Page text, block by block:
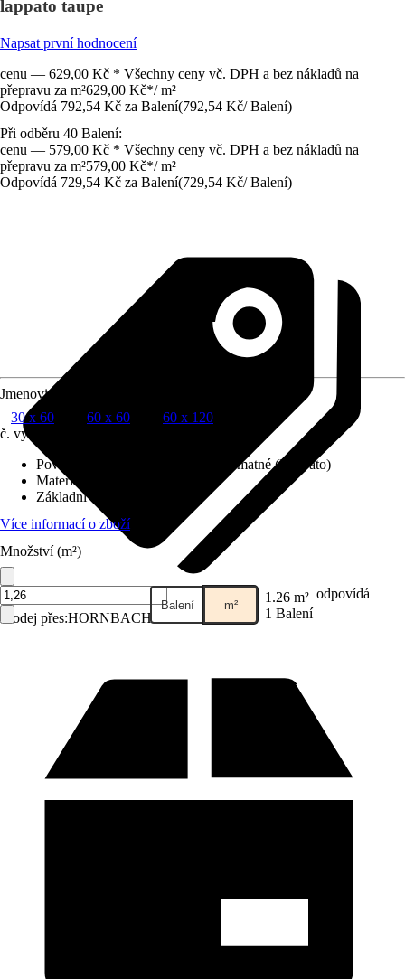
lappato taupe
Napsat první hodnocení
cenu — 629,00 Kč * Všechny ceny vč. DPH a bez nákladů na
přepravu za m²629,00 Kč*/ m²
Odpovídá 792,54 Kč za Balení(792,54 Kč/ Balení)
Při odběru 40 Balení:
cenu — 579,00 Kč * Všechny ceny vč. DPH a bez nákladů na
přepravu za m²579,00 Kč*/ m²
Odpovídá 729,54 Kč za Balení(729,54 Kč/ Balení)
Prodej přes:HORNBACH
Jmenovitý rozměr v cm
30 x 60
60 x 60
60 x 120
č. výrobku
Povrch obkladů/dlažeb
Hedvábně matné (Lappato)
Materiál
Základní barva
Více informací o zboží
Množství (m²)
Balení m² 1.26 m² odpovídá
1 Balení